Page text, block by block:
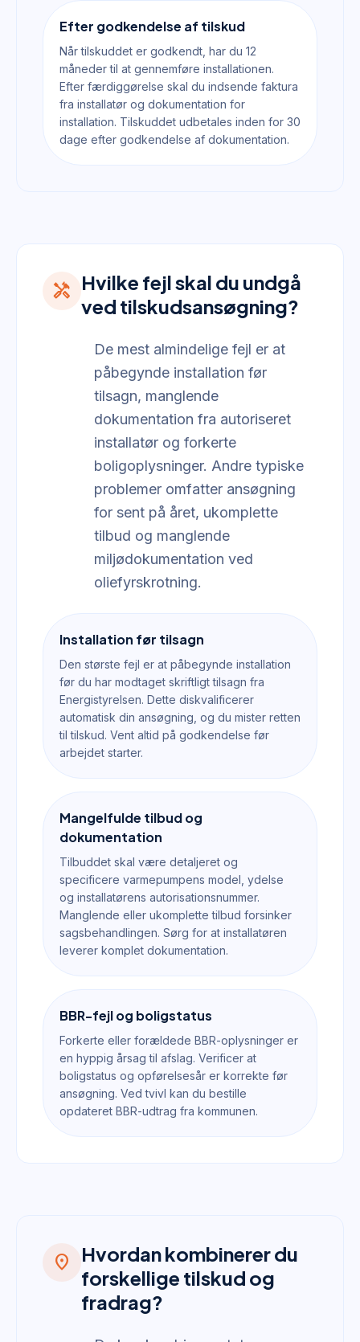
Efter godkendelse af tilskud
Når tilskuddet er godkendt, har du 12
måneder til at gennemføre installationen.
Efter færdiggørelse skal du indsende faktura
fra installatør og dokumentation for
installation. Tilskuddet udbetales inden for 30
dage efter godkendelse af dokumentation.
handyman Hvilke fejl skal du undgå
ved tilskudsansøgning?
De mest almindelige fejl er at
påbegynde installation før
tilsagn, manglende
dokumentation fra autoriseret
installatør og forkerte
boligoplysninger. Andre typiske
problemer omfatter ansøgning
for sent på året, ukomplette
tilbud og manglende
miljødokumentation ved
oliefyrskrotning.
Installation før tilsagn
Den største fejl er at påbegynde installation
før du har modtaget skriftligt tilsagn fra
Energistyrelsen. Dette diskvalificerer
automatisk din ansøgning, og du mister retten
til tilskud. Vent altid på godkendelse før
arbejdet starter.
Mangelfulde tilbud og
dokumentation
Tilbuddet skal være detaljeret og
specificere varmepumpens model, ydelse
og installatørens autorisationsnummer.
Manglende eller ukomplette tilbud forsinker
sagsbehandlingen. Sørg for at installatøren
leverer komplet dokumentation.
BBR-fejl og boligstatus
Forkerte eller forældede BBR-oplysninger er
en hyppig årsag til afslag. Verificer at
boligstatus og opførelsesår er korrekte før
ansøgning. Ved tvivl kan du bestille
opdateret BBR-udtrag fra kommunen.
location_on
Hvordan kombinerer du
forskellige tilskud og
fradrag?